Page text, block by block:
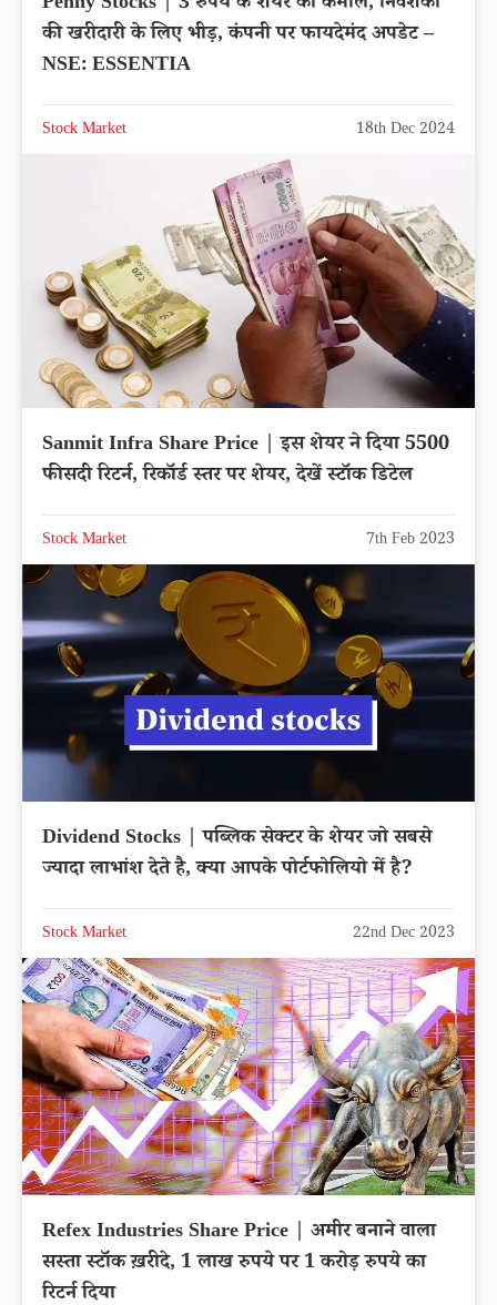
की खरीदारी के लिए भीड़, कंपनी पर फायदेमंद अपडेट –
NSE: ESSENTIA
Stock Market 18th Dec 2024
Sanmit Infra Share Price | इस शेयर ने दिया 5500
फीसदी रिटर्न, रिकॉर्ड स्तर पर शेयर, देखें स्टॉक डिटेल
Stock Market 7th Feb 2023
Dividend Stocks | पब्लिक सेक्टर के शेयर जो सबसे
ज्यादा लाभांश देते है, क्या आपके पोर्टफोलियो में है?
Stock Market 22nd Dec 2023
Refex Industries Share Price | अमीर बनाने वाला
सस्ता स्टॉक ख़रीदे, 1 लाख रुपये पर 1 करोड़ रुपये का
रिटर्न दिया